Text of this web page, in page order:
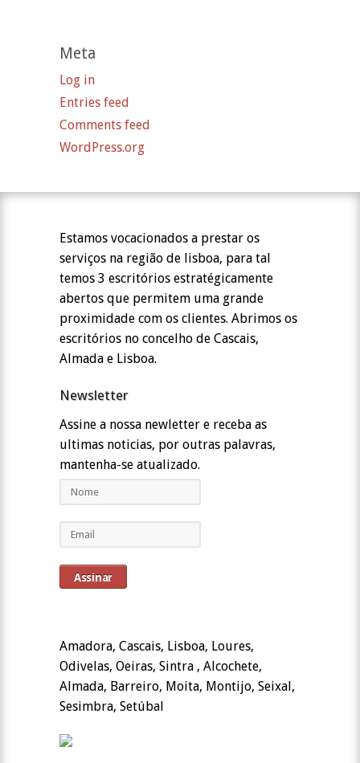
Meta
Log in
Entries feed
Comments feed
WordPress.org
Estamos vocacionados a prestar os
serviços na região de lisboa, para tal
temos 3 escritórios estratégicamente
abertos que permitem uma grande
proximidade com os clientes. Abrimos os
escritórios no concelho de Cascais,
Almada e Lisboa.
Newsletter
Assine a nossa newletter e receba as
ultimas noticias, por outras palavras,
mantenha-se atualizado.
Amadora, Cascais, Lisboa, Loures,
Odivelas, Oeiras, Sintra , Alcochete,
Almada, Barreiro, Moita, Montijo, Seixal,
Sesimbra, Setúbal